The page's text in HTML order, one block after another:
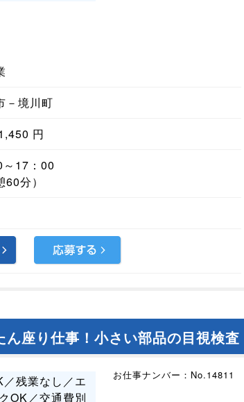
－境川町
円
17：00
60分）
ん座り仕事！小さい部品の目視検査
お仕事ナンバー：No.14811
残業なし／エ
OK／交通費別